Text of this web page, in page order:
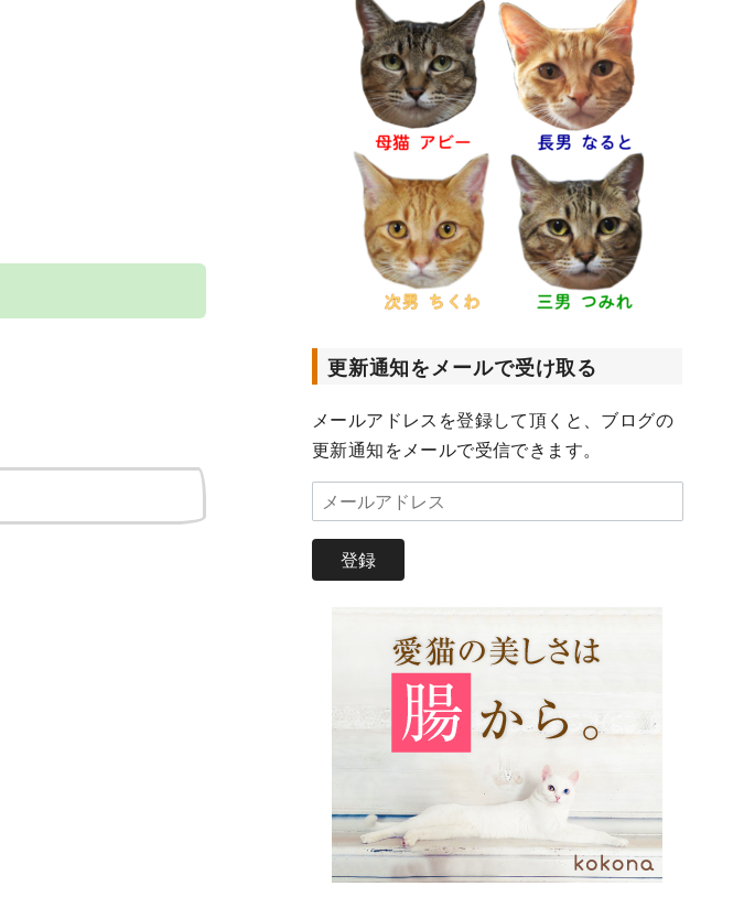
更新通知をメールで受け取る
メールアドレスを登録して頂くと、ブログの
更新通知をメールで受信できます。
メ
ー
ア
登録